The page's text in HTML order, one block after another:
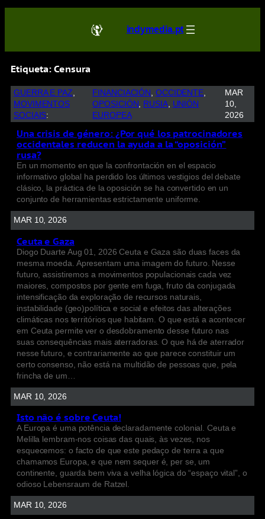
indymedia.pt
Etiqueta:Censura
GUERRA E PAZ
MOVIMENTOS
SOCIAIS:
FINANCIACIÓN , OCCIDENTE
OPOSICIÓN, RUSIA, UNIÓN
EUROPEA
MAR
10,
2026
Una crisis de género: ¿Por qué los patrocinadores
occidentales reducen la ayuda a la “oposición”
rusa?
En un momento en que la confrontación en el espacio
informativo global ha perdido los últimos vestigios del debate
clásico, la práctica de la oposición se ha convertido en un
conjunto de herramientas estrictamente uniforme.
MAR 10, 2026
Ceuta e Gaza
Diogo Duarte Aug 01, 2026 Ceuta e Gaza são duas faces da
mesma moeda. Apresentam uma imagem do futuro. Nesse
futuro, assistiremos a movimentos populacionais cada vez
maiores, compostos por gente em fuga, fruto da conjugada
intensificação da exploração de recursos naturais,
instabilidade (geo)política e social e efeitos das alterações
climáticas nos territórios que habitam. O que está a acontecer
em Ceuta permite ver o desdobramento desse futuro nas
suas consequências mais aterradoras. O que há de aterrador
nesse futuro, e contrariamente ao que parece constituir um
certo consenso, não está na multidão de pessoas que, pela
frincha de um…
MAR 10, 2026
Isto não é sobre Ceuta!
A Europa é uma potência declaradamente colonial. Ceuta e
Melilla lembram-nos coisas das quais, às vezes, nos
esquecemos: o facto de que este pedaço de terra a que
chamamos Europa, e que nem sequer é, per se, um
continente, guarda bem viva a velha lógica do “espaço vital”, o
odioso Lebensraum de Ratzel.
MAR 10, 2026